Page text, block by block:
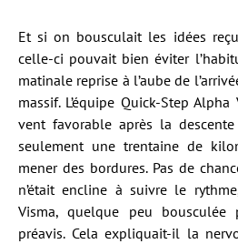
Et si on bousculait les idées
celle-ci pouvait bien éviter
matinale reprise à l’aube de
massif. L’équipe Quick-Step
vent favorable après la
seulement une trentaine de
mener des bordures. Pas de
n’était encline à suivre le
Visma, quelque peu bousculée
préavis. Cela expliquait-il la